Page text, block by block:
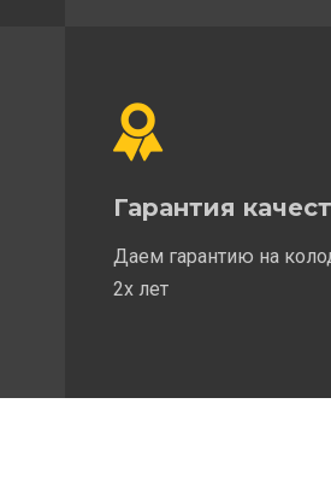
Гарантия
Даем гарантию на
2х лет